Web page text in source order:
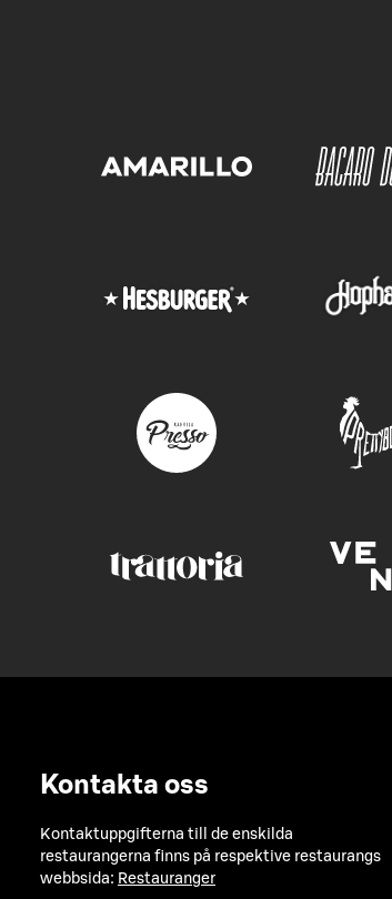
Kontakta oss
Kontaktuppgifterna till de enskilda
restaurangerna finns på respektive restaurangs
webbsida: Restauranger